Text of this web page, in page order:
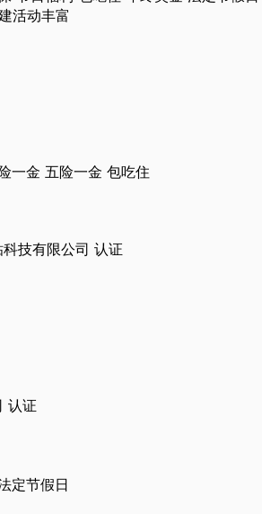
活动丰富
一金 五险一金 包吃住
技有限公司 认证
认证
定节假日